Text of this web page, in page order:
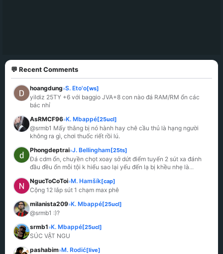
💬 Recent Comments
hoangdung»S. Eto'o[ws]
yildiz 25TY +6 với baggio JVA+8 con nào đá RAM/RM ổn các
bác nhỉ
AsRMCF96»K. Mbappé[25ucl]
@srmb1 Mấy thằng bị nó hành hay chê cầu thủ là hạng người
không ra gì, chơi thuốc riết rồi lú.
Phongdeptrai»J. Bellingham[25ts]
Đá cdm ổn, chuyền chọt xoay sở dứt điểm tuyến 2 sút xa đánh
đầu đều ổn mỗi tội k hiểu sao lại yếu đến lạ bị khều nhẹ là...
NgucToCoToi»M. Hamšík[cap]
Cộng 12 lắp sút 1 chạm max phê
milanista209»K. Mbappé[25ucl]
@srmb1 :)?
srmb1»K. Mbappé[25ucl]
SÚC VẬT NGU
pashabim»M. Rodić[live]